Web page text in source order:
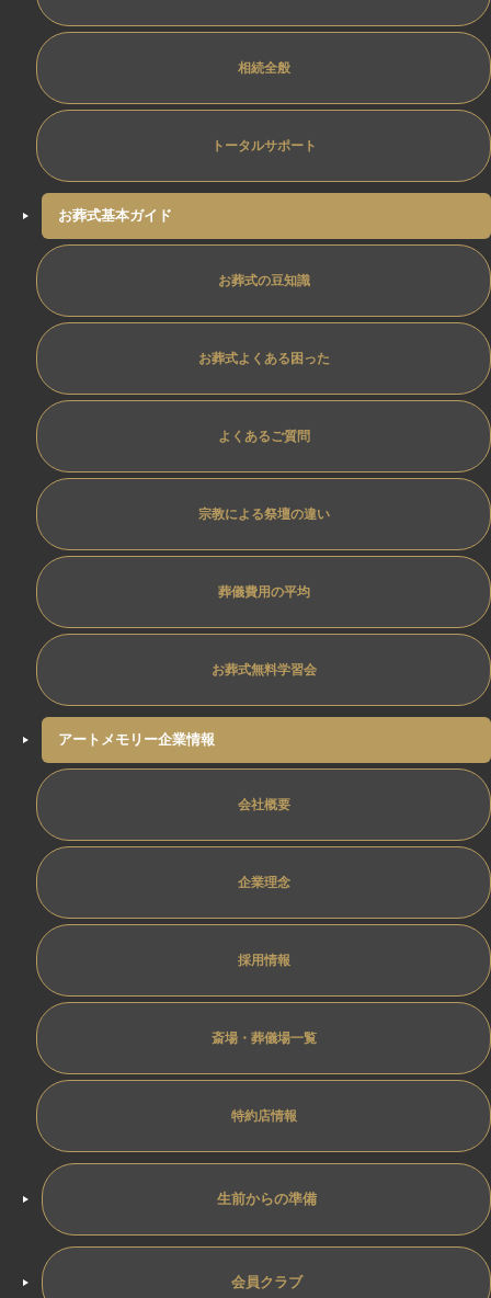
相続全般
トータルサポート
お葬式基本ガイド
お葬式の豆知識
お葬式よくある困った
よくあるご質問
宗教による祭壇の違い
葬儀費用の平均
お葬式無料学習会
アートメモリー企業情報
会社概要
企業理念
採用情報
斎場・葬儀場一覧
特約店情報
生前からの準備
会員クラブ